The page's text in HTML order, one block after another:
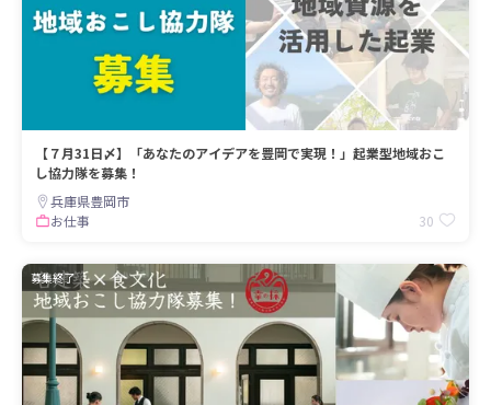
【７月31日〆】「あなたのアイデアを豊岡で実現！」起業型地域おこ
し協力隊を募集！
兵庫県豊岡市
お仕事
30
募集終了